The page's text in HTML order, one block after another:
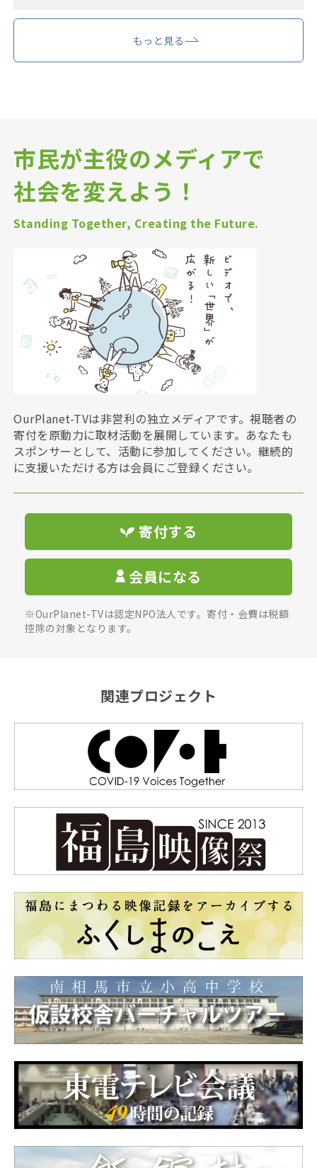
もっと見る
市民が主役のメディアで
社会を変えよう！
Standing Together, Creating the Future.
OurPlanet-TVは非営利の独立メディアです。視聴者の
寄付を原動力に取材活動を展開しています。あなたも
スポンサーとして、活動に参加してください。継続的
に支援いただける方は会員にご登録ください。
寄付する
会員になる
※OurPlanet-TVは認定NPO法人です。寄付・会費は税額
控除の対象となります。
関連プロジェクト